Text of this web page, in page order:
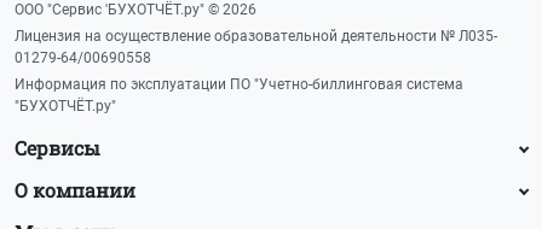
ООО "Сервис 'БУХОТЧЁТ.ру" © 2026
Лицензия на осуществление образовательной деятельности № Л035-
01279-64/00690558
Информация по эксплуатации ПО "Учетно-биллинговая система
"БУХОТЧЁТ.ру"
Сервисы
О компании